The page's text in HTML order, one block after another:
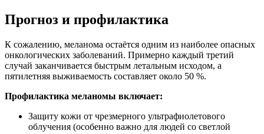
Прогноз и профилактика
К сожалению, меланома остаётся одним из наиболее опасных
онкологических заболеваний. Примерно каждый третий
случай заканчивается быстрым летальным исходом, а
пятилетняя выживаемость составляет около 50 %.
Профилактика меланомы включает:
Защиту кожи от чрезмерного ультрафиолетового
облучения (особенно важно для людей со светлой